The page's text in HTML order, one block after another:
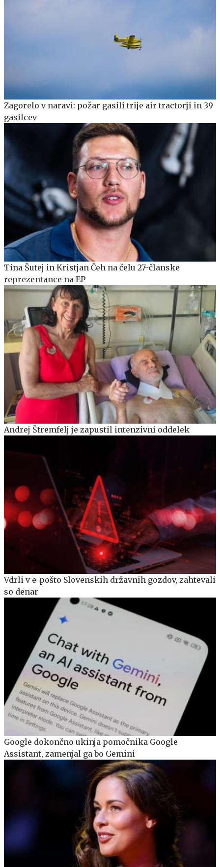
Zagorelo v naravi: požar gasili trije air tractorji in 39
gasilcev
Tina Šutej in Kristjan Čeh na čelu 27-članske
reprezentance na EP
Andrej Štremfelj je zapustil intenzivni oddelek
Vdrli v e-pošto Slovenskih državnih gozdov, zahtevali
so denar
Google dokončno ukinja pomočnika Google
Assistant, zamenjal ga bo Gemini